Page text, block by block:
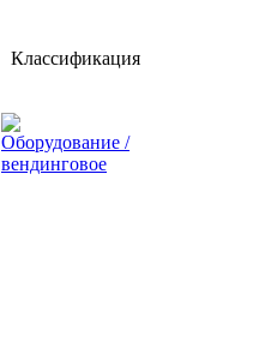
Классификация
Оборудование /
вендинговое